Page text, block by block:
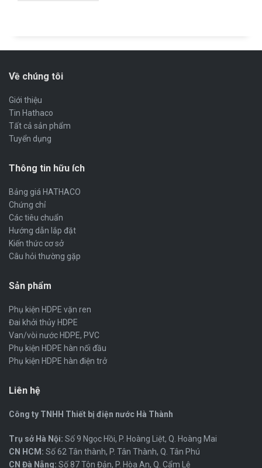
Về chúng tôi
Giới thiệu
Tin Hathaco
Tất cả sản phẩm
Tuyển dụng
Thông tin hữu ích
Bảng giá HATHACO
Chứng chỉ
Các tiêu chuẩn
Hướng dẫn lắp đặt
Kiến thức cơ sở
Câu hỏi thường gặp
Sản phẩm
Phụ kiện HDPE vặn ren
Đai khởi thủy HDPE
Van/vòi nước HDPE, PVC
Phụ kiện HDPE hàn nối đầu
Phụ kiện HDPE hàn điện trở
Liên hệ
Công ty TNHH Thiết bị điện nước Hà Thành
Trụ sở Hà Nội: Số 9 Ngọc Hồi, P. Hoàng Liệt, Q. Hoàng Mai
CN HCM: Số 62 Tân thành, P. Tân Thành, Q. Tân Phú
CN Đà Nẵng: Số 87 Tôn Đản, P. Hòa An, Q. Cẩm Lệ